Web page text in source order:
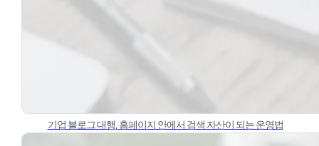
기업 블로그 대행, 홈페이지 안에서 검색 자산이 되는 운영법